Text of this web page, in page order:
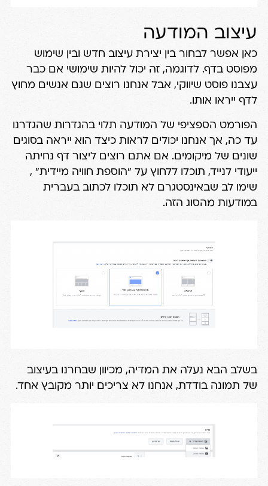
עיצוב המודעה
כאן אפשר לבחור בין יצירת עיצוב חדש ובין שימוש
מפוסט בדף. לדוגמה, זה יכול להיות שימושי אם כבר
עצבנו פוסט שיווקי, אבל אנחנו רוצים שגם אנשים מחוץ
לדף ייראו אותו.
הפורמט הספציפי של המודעה תלוי בהגדרות שהגדרנו
עד כה, אך אנחנו יכולים לראות כיצד הוא ייראה בסוגים
שונים של מיקומים. אם אתם רוצים ליצור דף נחיתה
ייעודי לנייד, תוכלו ללחוץ על "הוספת חוויה מיידית" ,
שימו לב שבאינסטגרם לא תוכלו לכתוב בעברית
במודעות מהסוג הזה.
בשלב הבא נעלה את המדיה, מכיוון שבחרנו בעיצוב
של תמונה בודדת, אנחנו לא צריכים יותר מקובץ אחד.